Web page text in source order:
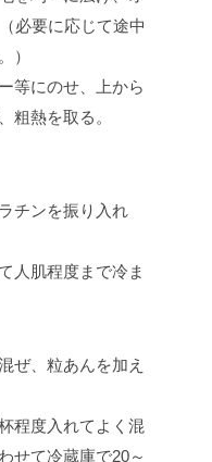
必要に応じて途中
）
等にのせ、上から
粗熱を取る。
チンを振り入れ
人肌程度まで冷ま
ぜ、粒あんを加え
程度入れてよく混
せて冷蔵庫で20～